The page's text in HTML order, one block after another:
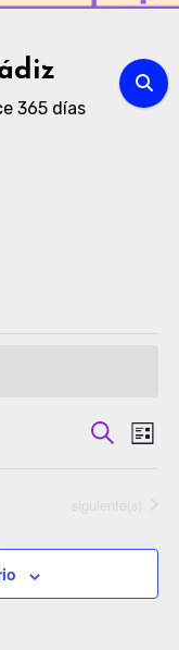
365 días
Buscar
de
de
Lista
Eventos
siguiente(s)